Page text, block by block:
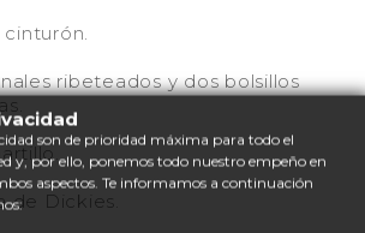
cinturón.
ribeteados y dos bolsillos
de Dickies.
son de prioridad máxima para todo el
y, por ello, ponemos todo nuestro empeño en
aspectos. Te informamos a continuación